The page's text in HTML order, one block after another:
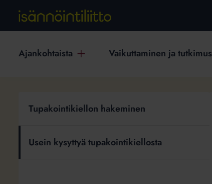
Ajankohtaista Vaikuttaminen ja tutkimus
kysyttyä
tupakointikiellosta
Tupakointikiellon hakeminen
Usein kysyttyä tupakointikiellosta